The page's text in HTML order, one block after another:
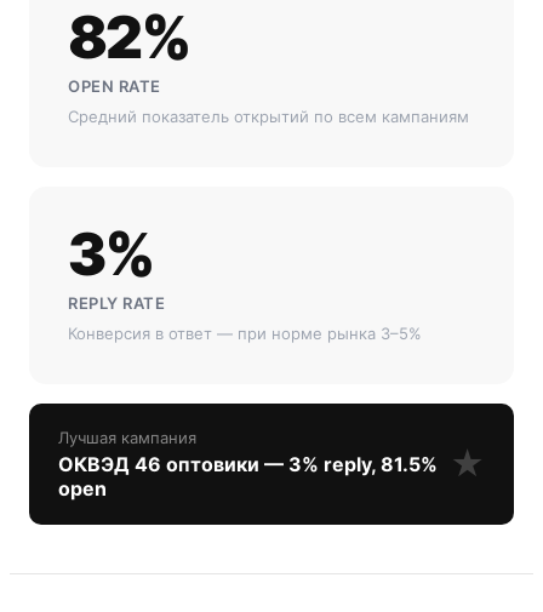
82%
OPEN RATE
Средний показатель открытий по всем кампаниям
3%
REPLY RATE
Конверсия в ответ — при норме рынка 3–5%
Лучшая кампания
ОКВЭД 46 оптовики — 3% reply, 81.5%
open
★